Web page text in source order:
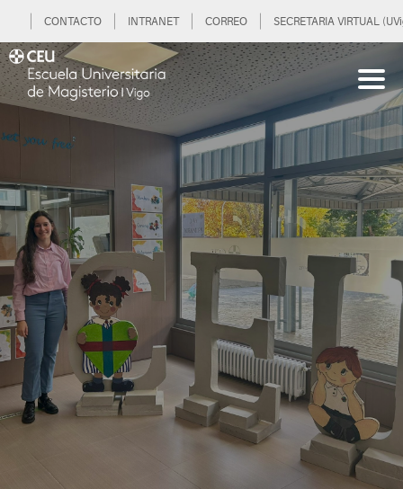
CONTACTO INTRANET CORREO SECRETARIA VIRTUAL